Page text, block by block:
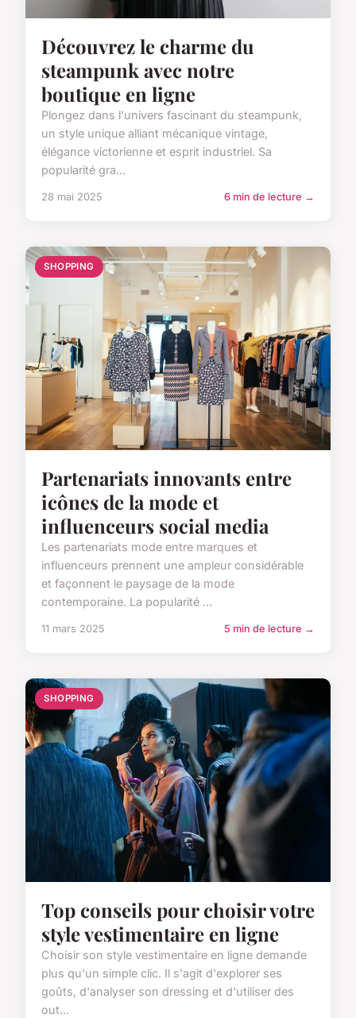
Découvrez le charme du
steampunk avec notre
boutique en ligne
Plongez dans l'univers fascinant du steampunk,
un style unique alliant mécanique vintage,
élégance victorienne et esprit industriel. Sa
popularité gra...
28 mai 2025 6 min de lecture →
SHOPPING
Partenariats innovants entre
icônes de la mode et
influenceurs social media
Les partenariats mode entre marques et
influenceurs prennent une ampleur considérable
et façonnent le paysage de la mode
contemporaine. La popularité ...
11 mars 2025 5 min de lecture →
SHOPPING
Top conseils pour choisir votre
style vestimentaire en ligne
Choisir son style vestimentaire en ligne demande
plus qu'un simple clic. Il s'agit d'explorer ses
goûts, d'analyser son dressing et d'utiliser des
out...